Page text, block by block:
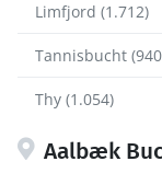
Limfjord (1.712)
Tannisbucht
Thy (1.054)
Aalbæk